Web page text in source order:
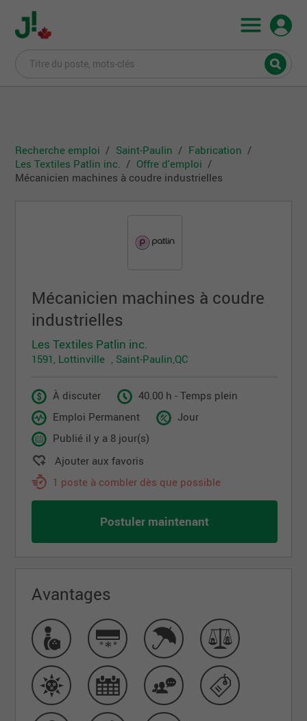
Recherche emploi Saint-Paulin
Fabrication
Les Textiles Patlin inc.
Offre d'emploi
Mécanicien machines à coudre industrielles
Mécanicien machines à coudre
industrielles
Les Textiles Patlin inc.
1591, Lottinville , Saint-Paulin,QC
À discuter
40.00 h - Temps plein
Emploi Permanent
Jour
Publié il y a 8 jour(s)
Ajouter aux favoris
1 poste à combler dès que possible
Postuler maintenant
Avantages